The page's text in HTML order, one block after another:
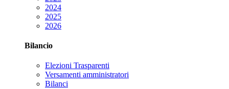
2024
2025
2026
Bilancio
Elezioni Trasparenti
Versamenti amministratori
Bilanci